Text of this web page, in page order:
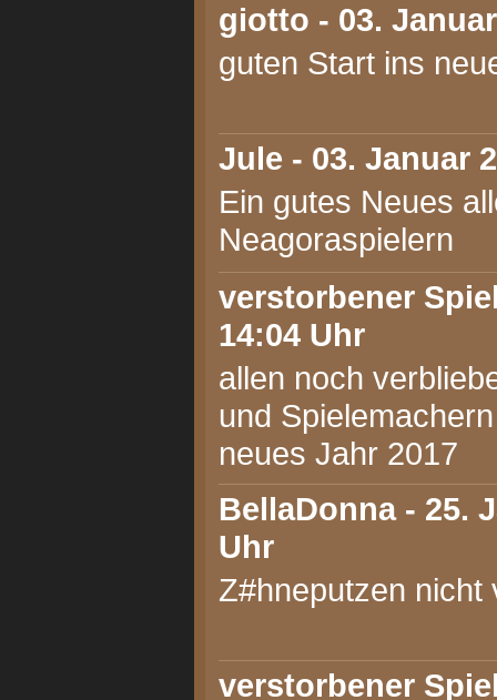
giotto - 03.
guten Start ins
Jule - 03. Januar
Ein gutes Neues
Neagoraspielern
verstorbener
14:04 Uhr
allen noch
und
neues Jahr 2017
BellaDonna- 25.
Uhr
Z#hneputzen nicht
verstorbener